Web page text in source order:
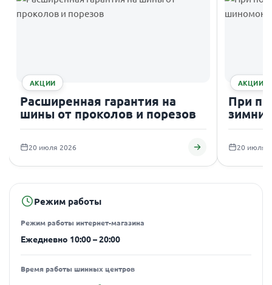
АКЦИИ
Расширенная гарантия на
шины от проколов и порезов
20 июля 2026
АКЦИИ
При
20 июля
Режим работы
Режим работы интернет-магазина
Ежедневно 10:00 – 20:00
Время работы шинных центров